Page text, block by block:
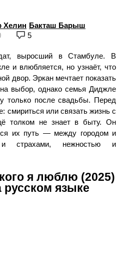
Хелин Бакташ Барыш
5
выросший в Стамбуле. В
и влюбляется, но узнаёт, что
двор. Эркан мечтает показать
выбор, однако семья Диджле
только после свадьбы. Перед
смириться или связать жизнь с
толком не знает в быту. Он
их путь — между городом и
и страхами, нежностью и
я люблю (2025)
русском языке